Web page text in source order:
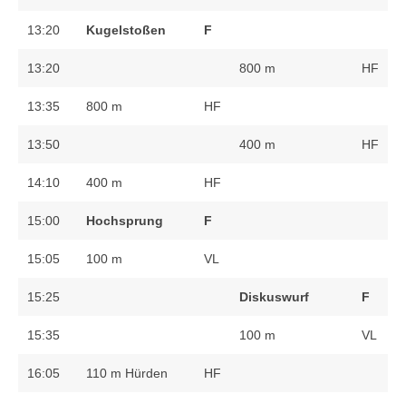
13:20 Kugelstoßen F
13:20 800 m HF
13:35 800 m HF
13:50 400 m HF
14:10 400 m HF
15:00 Hochsprung F
15:05 100 m VL
15:25 Diskuswurf F
15:35 100 m VL
16:05 110 m Hürden HF